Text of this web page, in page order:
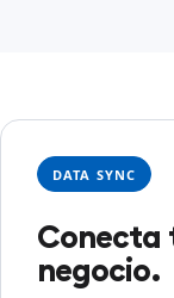
DATA SYNC
Conecta
negocio.